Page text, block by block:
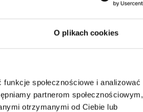
O plikach cookies
społecznościowe i analizować
partnerom społecznościowym,
otrzymanymi od Ciebie lub